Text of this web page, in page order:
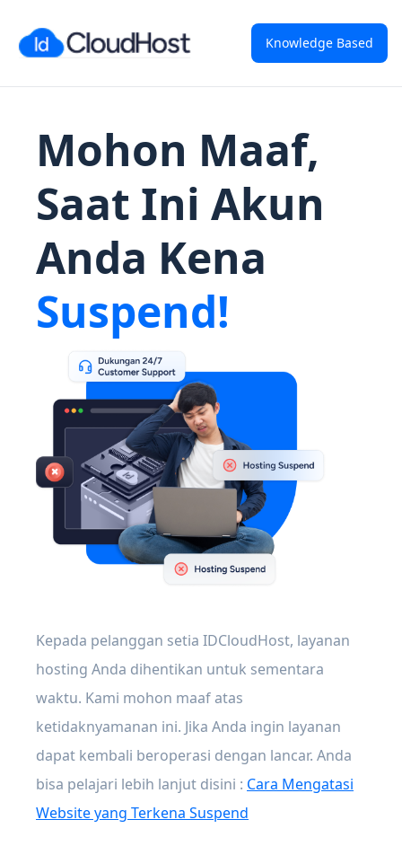
Knowledge Based
Mohon Maaf,
Saat Ini Akun
Anda Kena
Suspend!
Kepada pelanggan setia IDCloudHost, layanan
hosting Anda dihentikan untuk sementara
waktu. Kami mohon maaf atas
ketidaknyamanan ini. Jika Anda ingin layanan
dapat kembali beroperasi dengan lancar. Anda
bisa pelajari lebih lanjut disini : Cara Mengatasi
Website yang Terkena Suspend